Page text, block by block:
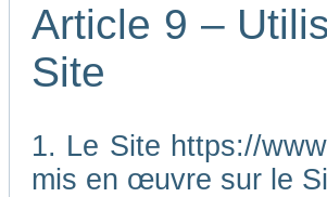
Article 9 –
Site
1. Le Site https://
mis en œuvre sur le